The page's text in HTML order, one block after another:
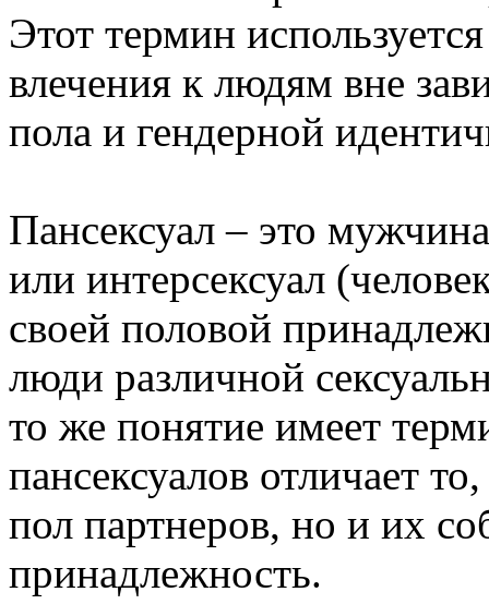
Этот термин
влечения к людям вне
пола и гендерной
Пансексуал – это
или интерсексуал
своей половой
люди различной
то же понятие имеет
пансексуалов отличает
пол партнеров, но и их
принадлежность.